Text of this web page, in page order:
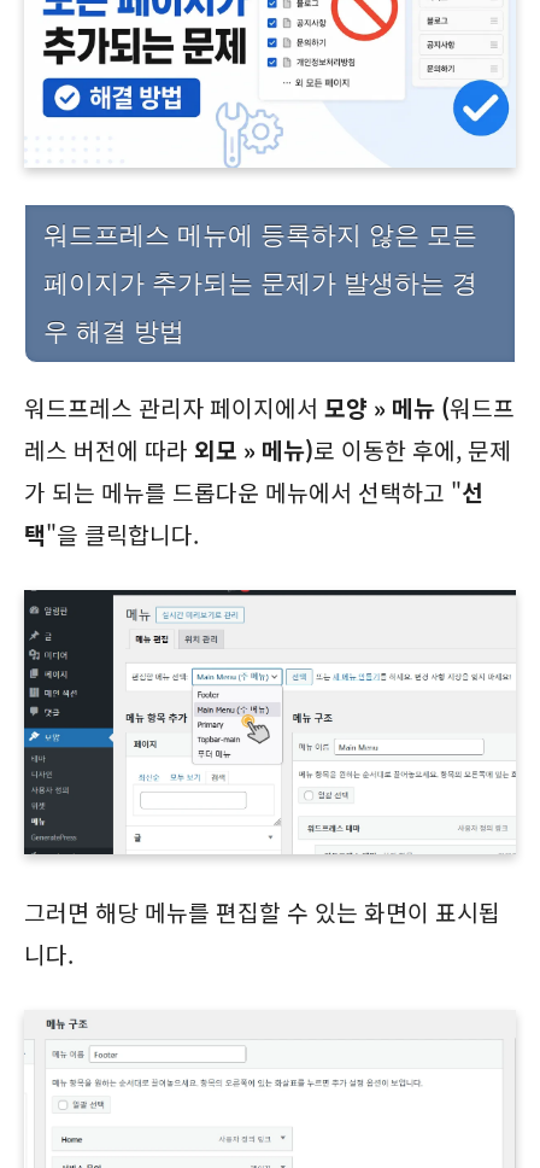
워드프레스 메뉴에 등록하지 않은 모든
페이지가 추가되는 문제가 발생하는 경
우 해결 방법
워드프레스 관리자 페이지에서 모양 » 메뉴 (워드프
레스 버전에 따라 외모 » 메뉴)로 이동한 후에, 문제
가 되는 메뉴를 드롭다운 메뉴에서 선택하고 "선
택"을 클릭합니다.
그러면 해당 메뉴를 편집할 수 있는 화면이 표시됩
니다.